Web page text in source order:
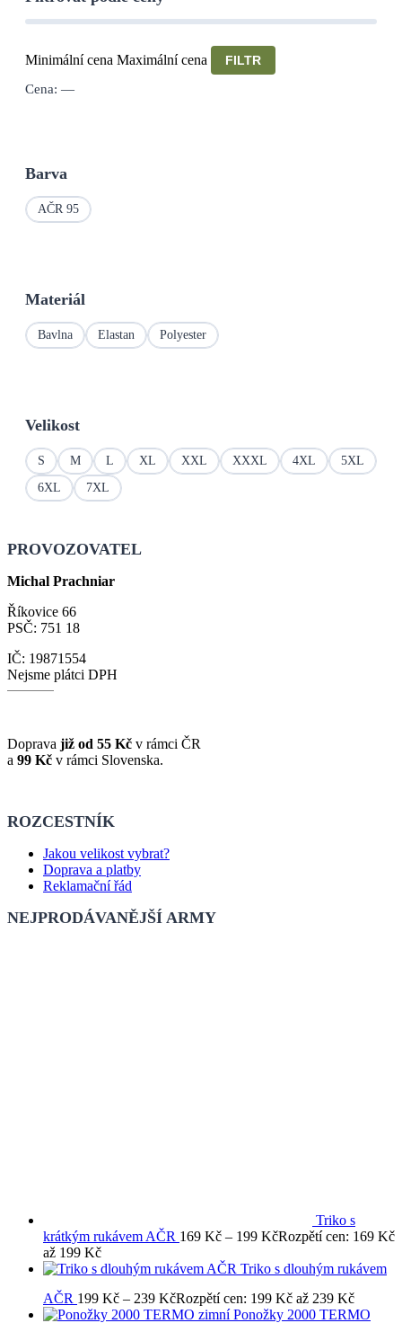
Minimální cena Maximální cena
FILTR
Cena: —
Barva
AČR 95
Materiál
Bavlna Elastan Polyester
Velikost
S M L XL XXL XXXL 4XL
5XL
6XL
7XL
PROVOZOVATEL
Michal Prachniar
Říkovice 66
PSČ: 751 18
IČ: 19871554
Nejsme plátci DPH
Doprava již od 55 Kč v rámci ČR
a 99 Kč v rámci Slovenska.
ROZCESTNÍK
Jakou velikost vybrat?
Doprava a platby
Reklamační řád
NEJPRODÁVANĚJŠÍ ARMY
Triko s
krátkým rukávem AČR 169 Kč – 199 KčRozpětí cen: 169 Kč
až 199 Kč
Triko s dlouhým rukávem
AČR 199 Kč – 239 KčRozpětí cen: 199 Kč až 239 Kč
Ponožky 2000 TERMO